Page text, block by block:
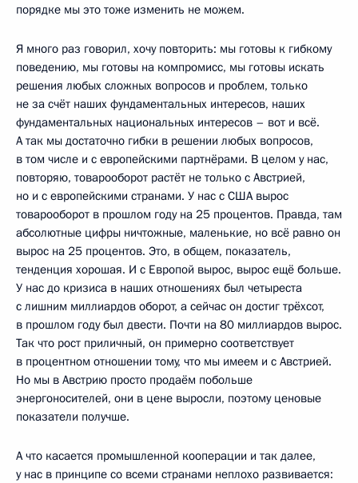
порядке мы это тоже изменить не можем.
Я много раз говорил, хочу повторить: мы готовы к гибкому
поведению, мы готовы на компромисс, мы готовы искать
решения любых сложных вопросов и проблем, только
не за счёт наших фундаментальных интересов, наших
фундаментальных национальных интересов – вот и всё.
А так мы достаточно гибки в решении любых вопросов,
в том числе и с европейскими партнёрами. В целом у нас,
повторяю, товарооборот растёт не только с Австрией,
но и с европейскими странами. У нас с США вырос
товарооборот в прошлом году на 25 процентов. Правда, там
абсолютные цифры ничтожные, маленькие, но всё равно он
вырос на 25 процентов. Это, в общем, показатель,
тенденция хорошая. И с Европой вырос, вырос ещё больше.
У нас до кризиса в наших отношениях был четыреста
с лишним миллиардов оборот, а сейчас он достиг трёхсот,
в прошлом году был двести. Почти на 80 миллиардов вырос.
Так что рост приличный, он примерно соответствует
в процентном отношении тому, что мы имеем и с Австрией.
Но мы в Австрию просто продаём побольше
энергоносителей, они в цене выросли, поэтому ценовые
показатели получше.
А что касается промышленной кооперации и так далее,
у нас в принципе со всеми странами неплохо развивается: